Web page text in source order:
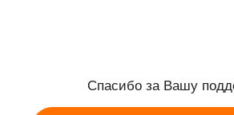
Спасибо за Вашу